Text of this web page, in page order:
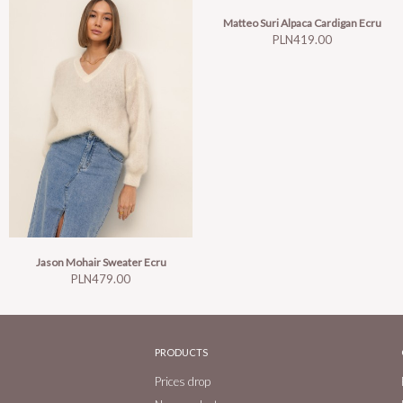
Jason Mohair Sweater Ecru
Price
PLN479.00
Matteo Suri Alpaca Cardigan Ecru
Price
PLN419.00
PRODUCTS
Prices drop